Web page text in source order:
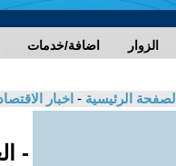
اضافة/خدمات الزوار
الصفحة الرئيسية - اخبار
-